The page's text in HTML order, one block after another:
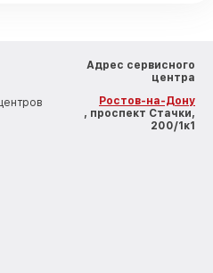
Адрес сервисного
центра
Ростов-на-Дону
, проспект Стачки,
200/1к1